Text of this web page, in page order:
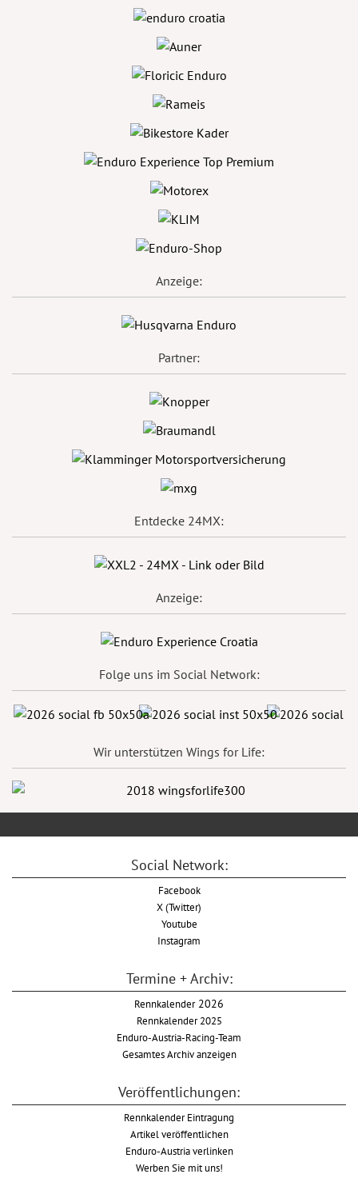
Anzeige:
Partner:
Entdecke 24MX:
Anzeige:
Folge uns im Social Network:
Wir unterstützen Wings for Life:
Social Network:
Facebook
X (Twitter)
Youtube
Instagram
Termine + Archiv:
Rennkalender2026
Rennkalender 2025
Enduro-Austria-Racing-Team
Gesamtes Archiv anzeigen
Veröffentlichungen:
Rennkalender Eintragung
Artikel veröffentlichen
Enduro-Austria verlinken
Werben Sie mit uns!